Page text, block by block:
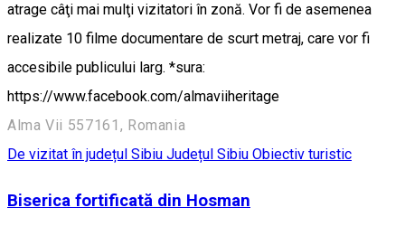
atrage câţi mai mulţi vizitatori în zonă. Vor fi de asemenea
realizate 10 filme documentare de scurt metraj, care vor fi
accesibile publicului larg. *sura:
https://www.facebook.com/almaviiheritage
Alma Vii 557161, Romania
De vizitat în județul Sibiu Județul Sibiu Obiectiv turistic
Biserica fortificată din Hosman